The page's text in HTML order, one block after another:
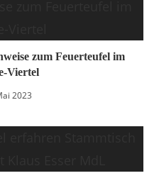
zum Feuerteufel im
Viertel
2023